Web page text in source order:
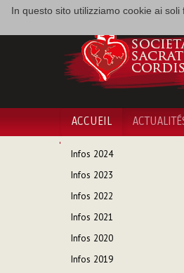
In questo sito utilizziamo cookie ai
ACCUEIL
NAVIGATION
Infos 2024
Infos 2023
Infos 2022
Infos 2021
Infos 2020
Infos 2019